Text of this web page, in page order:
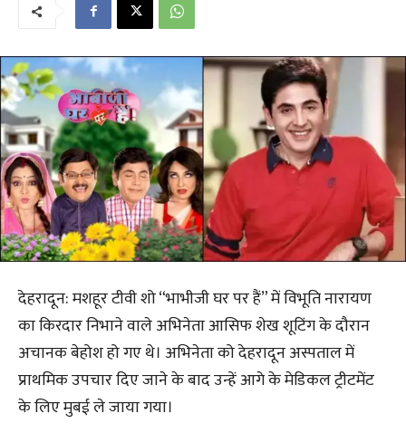
देहरादून: मशहूर टीवी शो “भाभीजी घर पर हैं” में विभूति नारायण
का किरदार निभाने वाले अभिनेता आसिफ शेख शूटिंग के दौरान
अचानक बेहोश हो गए थे। अभिनेता को देहरादून अस्पताल में
प्राथमिक उपचार दिए जाने के बाद उन्हें आगे के मेडिकल ट्रीटमेंट
के लिए मुबई ले जाया गया।